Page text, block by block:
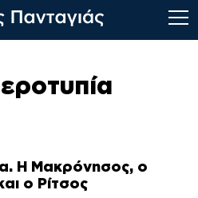
Η Μακρόνησος, ο
ο Ρίτσος